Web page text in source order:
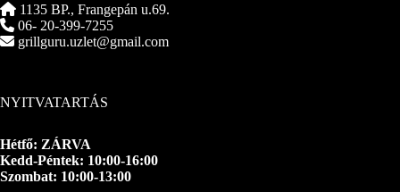
1135 BP., Frangepán u.69.
06- 20-399-7255
grillguru.uzlet@gmail.com
NYITVATARTÁS
Hétfő: ZÁRVA
Kedd-Péntek: 10:00-16:00
Szombat: 10:00-13:00